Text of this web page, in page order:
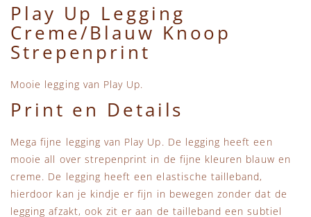
Verzorgingsproducten
Beren
New Balance
Piupiuchick
Tiny Cottons
Play Up Legging
Creme/Blauw Knoop
Strepenprint
Mooie legging van Play Up.
Print en Details
Mega fijne legging van Play Up. De legging heeft een
mooie all over strepenprint in de fijne kleuren blauw en
creme. De legging heeft een elastische tailleband,
hierdoor kan je kindje er fijn in bewegen zonder dat de
legging afzakt, ook zit er aan de tailleband een subtiel